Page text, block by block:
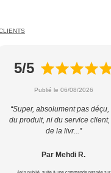
5/5
Publié le 06/08/2026
“Super, absolument pas déçu,
du produit, ni du service
de la livr...”
Par Mehdi R.
Avis publié, suite à une commande passée sur